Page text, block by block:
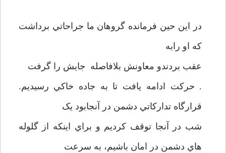
در اين حين فرمانده گروهان ما جراحاتي برداشت
که او رابه
عقب بردندو معاونش بلافاصله جايش را گرفت
. حرکت ادامه يافت تا به جاده خاکي رسيديم.
قرارگاه تدارکاتي دشمن در آنجابود يک
شب در آنجا توقف کرديم و براي اينکه از گلوله
هاي دشمن در امان باشيم، به سرعت